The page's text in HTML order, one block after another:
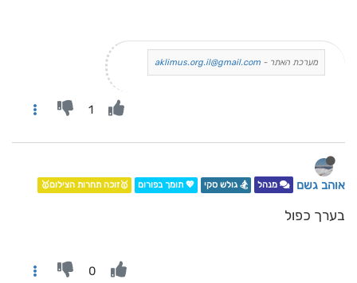
מערכת האתר - aklimus.org.il@gmail.com
1
אוהב גשם מנהל 🏂 גולש סקי 💖 תומך בפורום 🥇זוכה תחרות הצילום🥇
בערך כפול
0